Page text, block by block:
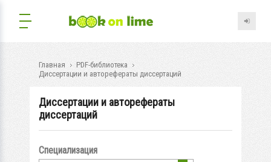
Главная
PDF-библиотека
Диссертации и авторефераты диссертаций
Диссертации и авторефераты
диссертаций
Специализация